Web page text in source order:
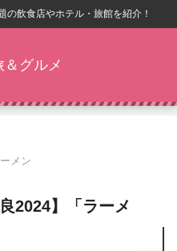
の飲食店やホテル・旅館を紹介！
＆グルメ
メン
2024】「ラーメ